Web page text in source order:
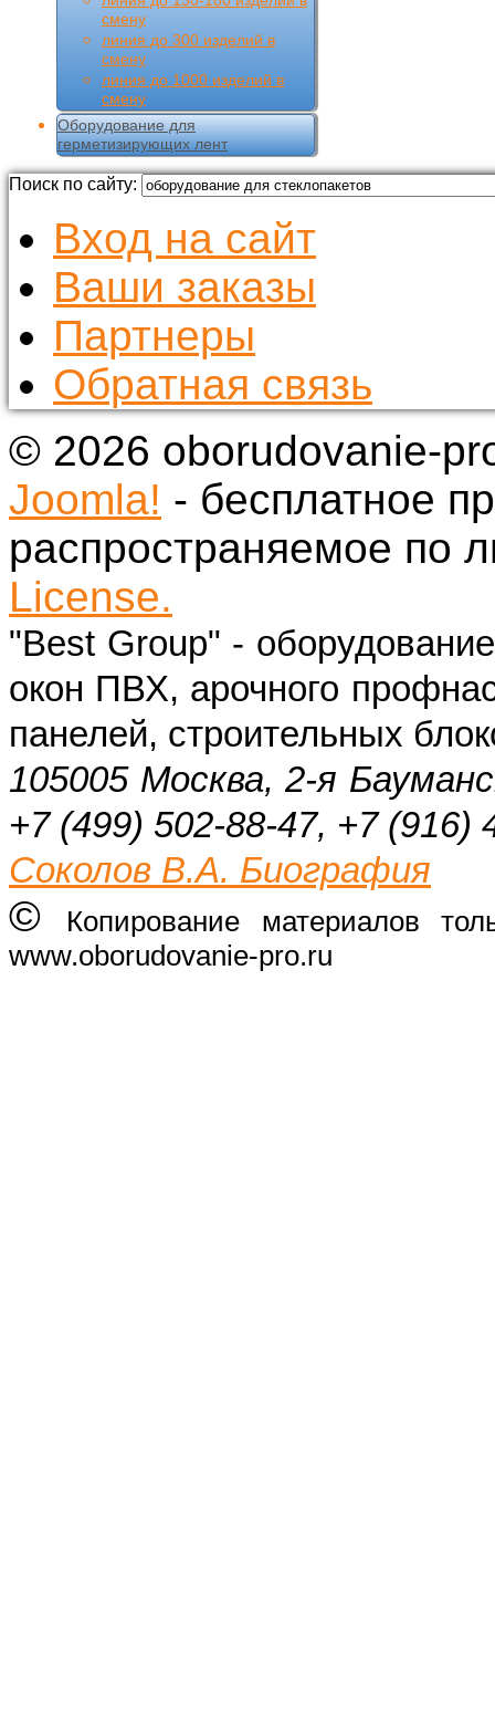
смену
линия до 300 изделий в
смену
линия до 1000 изделий в
смену
Оборудование для
герметизирующих лент
Поиск по сайту:
Вход на сайт
Ваши заказы
Партнеры
Обратная связь
© 2026 oborudovanie-
Joomla! - бесплатное
распространяемое по
License.
"Best Group" -
окон ПВХ, арочного
панелей, строительных
105005 Москва, 2-я
+7 (499) 502-88-47, +7 (916)
Соколов В.А. Биография
©
Копирование материалов
www.oborudovanie-pro.ru